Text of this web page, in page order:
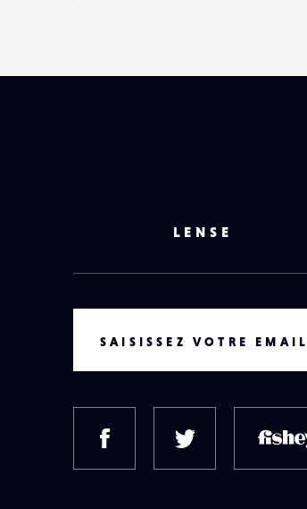
LENSE
SAISISSEZ VOTRE EMAIL
FACEBOOK TWITTER